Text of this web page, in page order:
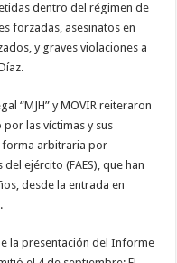
dentro del régimen de
forzadas, asesinatos en
y graves violaciones a
“MJH” y MOVIR reiteraron
las víctimas y sus
forma arbitraria por
ejército (FAES), que han
desde la entrada en
la presentación del Informe